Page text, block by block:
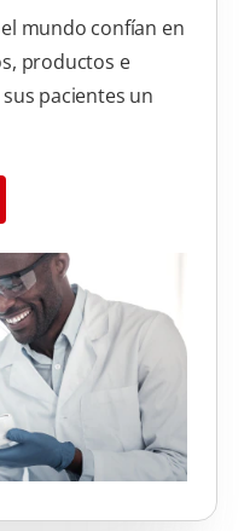
mundo confían en
productos e
pacientes un